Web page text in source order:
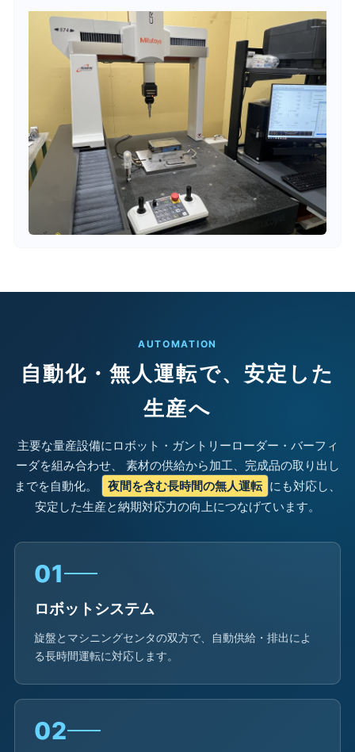
AUTOMATION
自動化・無人運転で、安定した
生産へ
主要な量産設備にロボット・ガントリーローダー・バーフィ
ーダを組み合わせ、 素材の供給から加工、完成品の取り出し
までを自動化。
夜間を含む長時間の無人運転 にも対応し、
安定した生産と納期対応力の向上につなげています。
01
ロボットシステム
旋盤とマシニングセンタの双方で、自動供給・排出によ
る長時間運転に対応します。
02